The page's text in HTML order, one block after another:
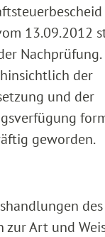
13.09.2012
Nachprüfung.
der
und der
geworden.
des
zur Art und